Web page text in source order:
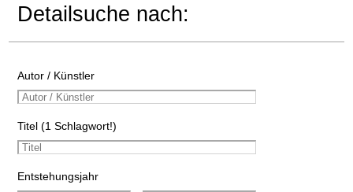
Detailsuche nach:
Autor / Künstler
Titel (1 Schlagwort!)
Entstehungsjahr